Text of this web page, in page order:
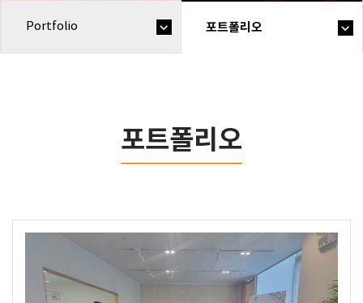
Portfolio 포트폴리오
포트폴리오